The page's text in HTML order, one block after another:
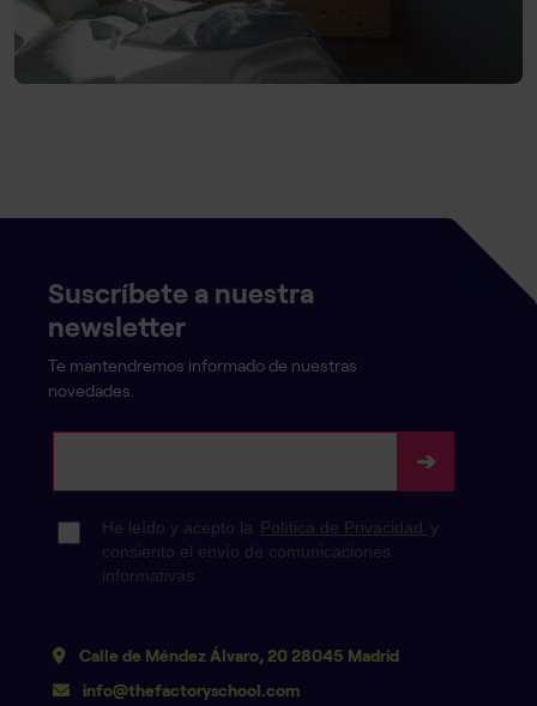
Suscríbete a nuestra
newsletter
Te mantendremos informado de nuestras
novedades.
Calle de Méndez Álvaro, 20 28045 Madrid
info@thefactoryschool.com